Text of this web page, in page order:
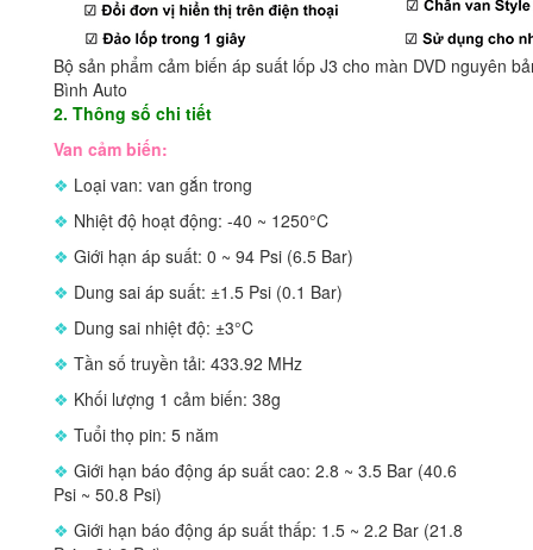
Bộ sản phẩm cảm biến áp suất lốp J3 cho màn DVD nguyên
Bình Auto
2. Thông số chi tiết
Van cảm biến:
❖ Loại van: van gắn trong
❖ Nhiệt độ hoạt động: -40 ~ 1250°C
❖ Giới hạn áp suất: 0 ~ 94 Psi (6.5 Bar)
❖ Dung sai áp suất: ±1.5 Psi (0.1 Bar)
❖ Dung sai nhiệt độ: ±3°C
❖ Tần số truyền tải: 433.92 MHz
❖ Khối lượng 1 cảm biến: 38g
❖ Tuổi thọ pin: 5 năm
❖ Giới hạn báo động áp suất cao: 2.8 ~ 3.5 Bar (40.6
Psi ~ 50.8 Psi)
❖ Giới hạn báo động áp suất thấp: 1.5 ~ 2.2 Bar (21.8